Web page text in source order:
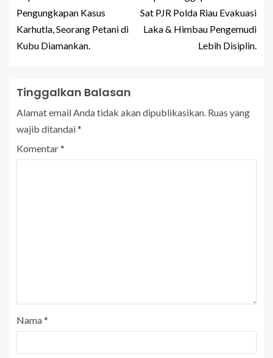
Pengungkapan Kasus
Karhutla, Seorang Petani di
Kubu Diamankan.
Sat PJR Polda Riau Evakuasi
Laka & Himbau Pengemudi
Lebih Disiplin.
Tinggalkan Balasan
Alamat email Anda tidak akan dipublikasikan. Ruas yang
wajib ditandai*
Komentar*
Nama*